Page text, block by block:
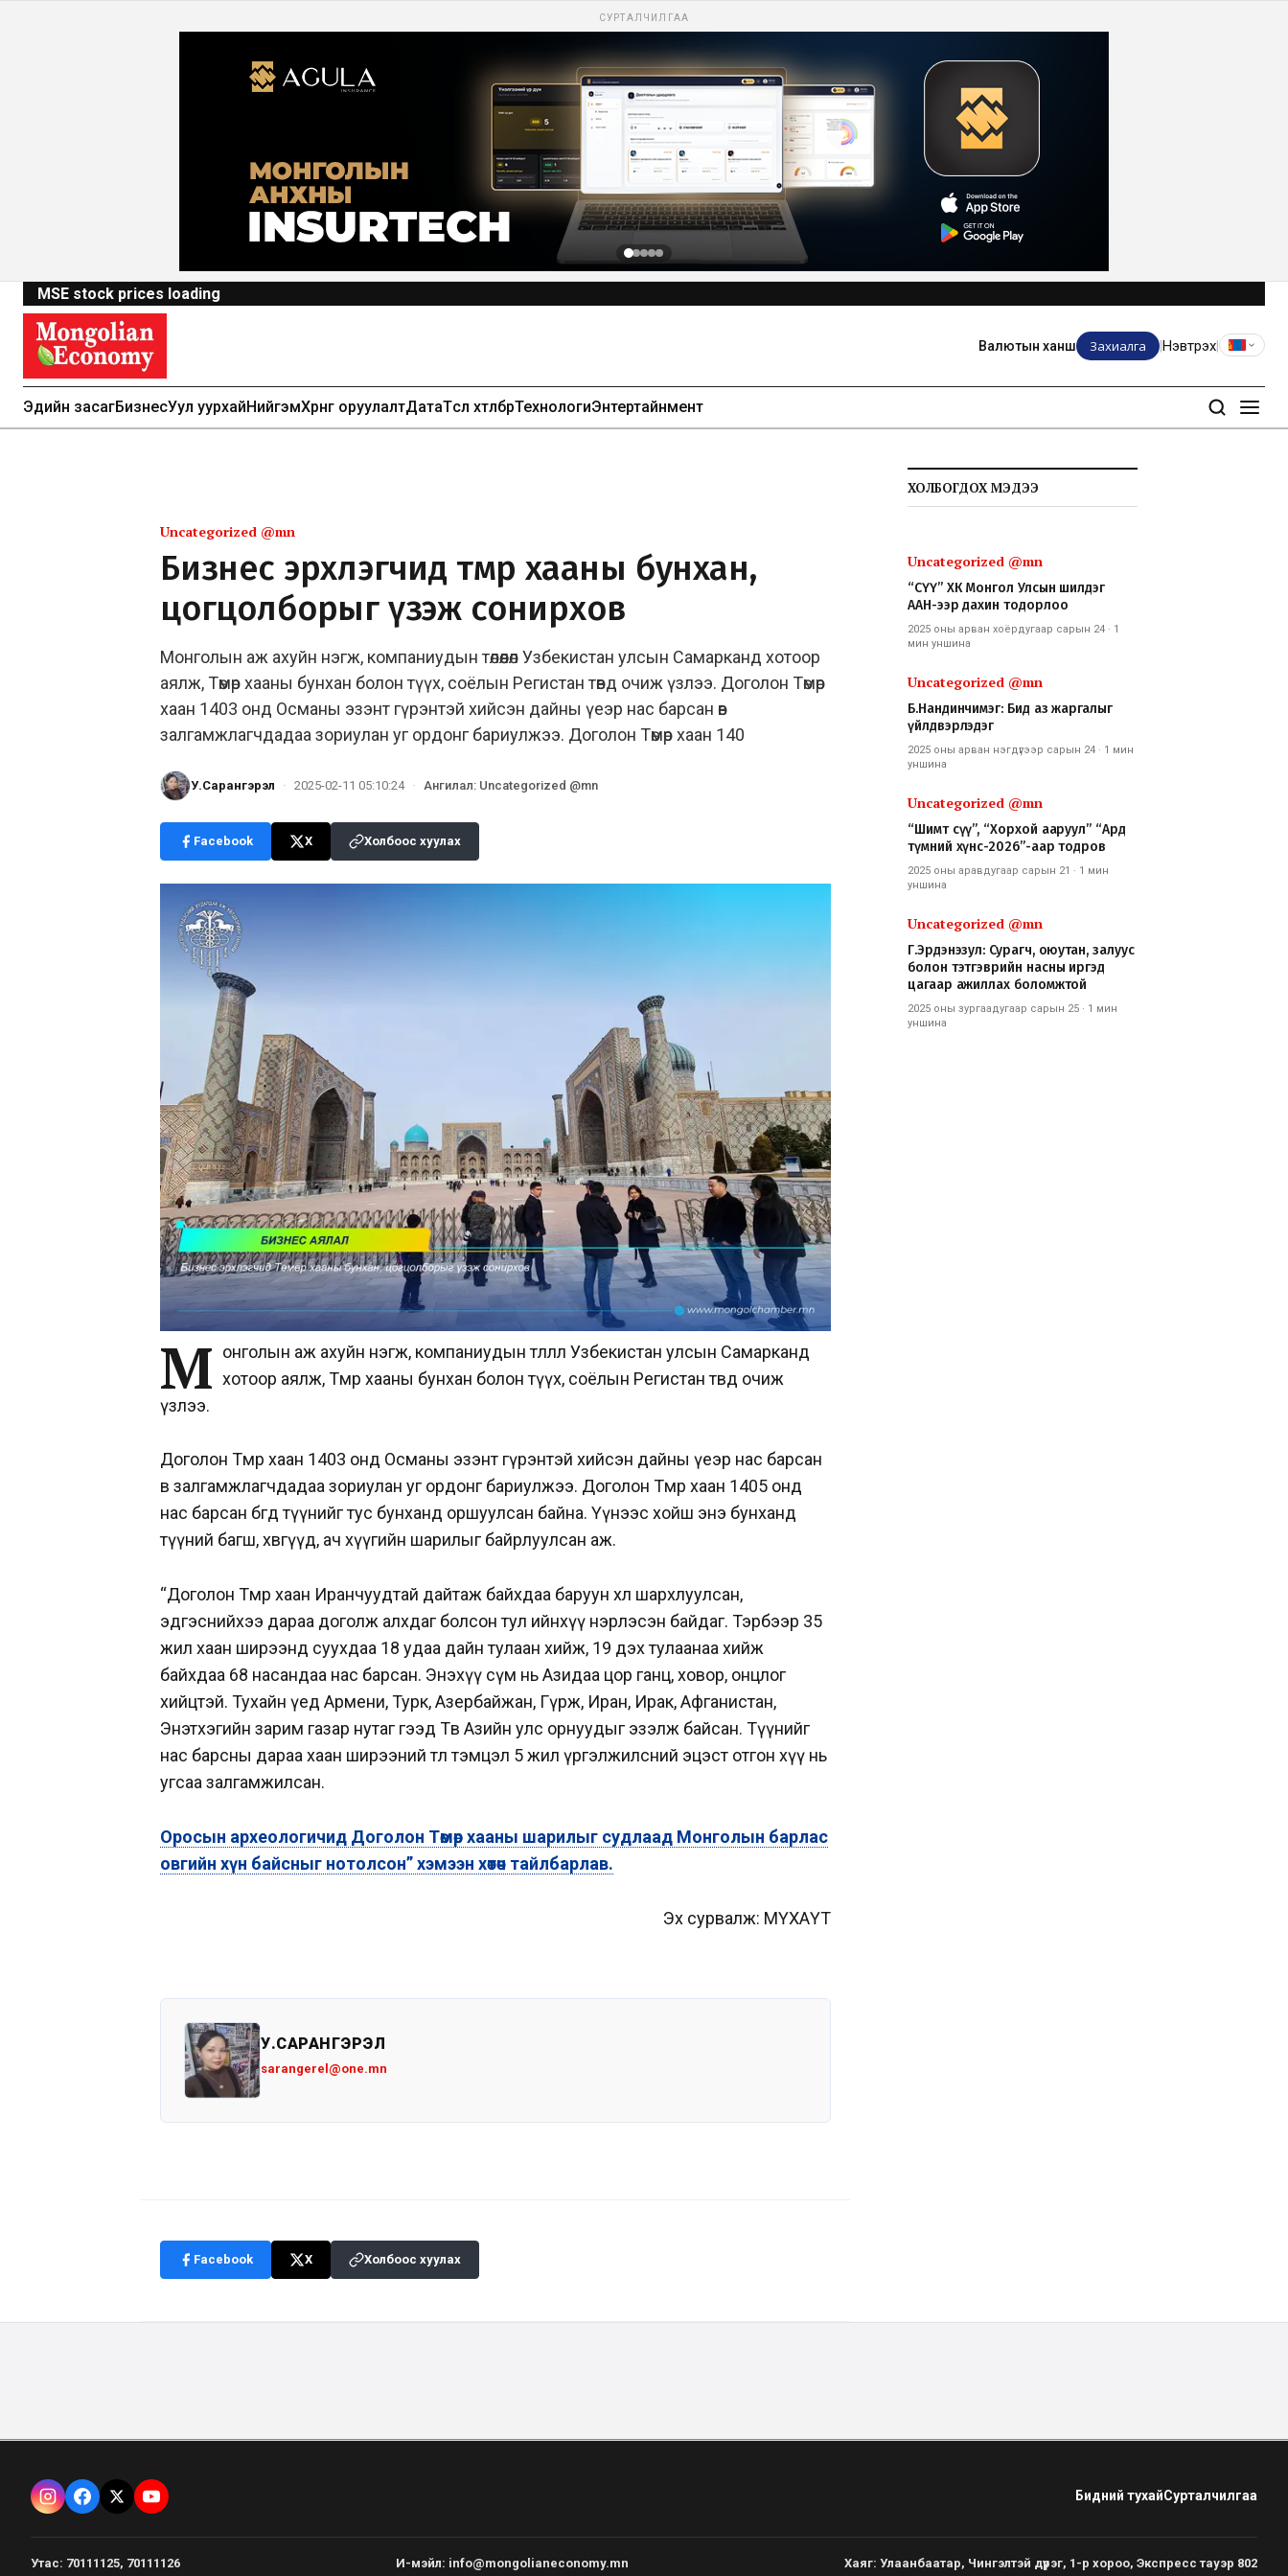
СУРТАЛЧИЛГАА
MSE stock prices loading
Валютын ханш Захиалга Нэвтрэх
Эдийн засагБизнесУул уурхайНийгэмХөрөнгө оруулалтДатаТөсөл хөтөлбөрТехнологиЭнтертайнмент
Uncategorized @mn
Бизнес эрхлэгчид төмөр хааны бунхан,
цогцолборыг үзэж сонирхов
Монголын аж ахуйн нэгж, компаниудын төлөөлөл Узбекистан улсын Самарканд хотоор
аялж, Төмөр хааны бунхан болон түүх, соёлын Регистан төвд очиж үзлээ. Доголон Төмөр
хаан 1403 онд Османы эзэнт гүрэнтэй хийсэн дайны үеэр нас барсан өв
залгамжлагчдадаа зориулан уг ордонг бариулжээ. Доголон Төмөр хаан 140
У.Сарангэрэл · 2025-02-11 05:10:24 · Ангилал: Uncategorized @mn
Facebook X Холбоос хуулах
М онголын аж ахуйн нэгж, компаниудын төлөөлөл Узбекистан улсын Самарканд
хотоор аялж, Төмөр хааны бунхан болон түүх, соёлын Регистан төвд очиж
үзлээ.
Доголон Төмөр хаан 1403 онд Османы эзэнт гүрэнтэй хийсэн дайны үеэр нас барсан
өв залгамжлагчдадаа зориулан уг ордонг бариулжээ. Доголон Төмөр хаан 1405 онд
нас барсан бөгөөд түүнийг тус бунханд оршуулсан байна. Үүнээс хойш энэ бунханд
түүний багш, хөвгүүд, ач хүүгийн шарилыг байрлуулсан аж.
“Доголон Төмөр хаан Иранчуудтай дайтаж байхдаа баруун хөлөө шархлуулсан,
эдгэснийхээ дараа доголж алхдаг болсон тул ийнхүү нэрлэсэн байдаг. Тэрбээр 35
жил хаан ширээнд суухдаа 18 удаа дайн тулаан хийж, 19 дэх тулаанаа хийж
байхдаа 68 насандаа нас барсан. Энэхүү сүм нь Азидаа цор ганц, ховор, онцлог
хийцтэй. Тухайн үед Армени, Турк, Азербайжан, Гүрж, Иран, Ирак, Афганистан,
Энэтхэгийн зарим газар нутаг гээд Төв Азийн улс орнуудыг эзэлж байсан. Түүнийг
нас барсны дараа хаан ширээний төлөө тэмцэл 5 жил үргэлжилсний эцэст отгон хүү нь
угсаа залгамжилсан.
Оросын археологичид Доголон Төмөр хааны шарилыг судлаад Монголын барлас
овгийн хүн байсныг нотолсон” хэмээн хөтөч тайлбарлав.
Эх сурвалж: МҮХАҮТ
У.САРАНГЭРЭЛ
sarangerel@one.mn
Facebook X Холбоос хуулах
ХОЛБОГДОХ МЭДЭЭ
Uncategorized @mn
“СҮҮ” ХК Монгол Улсын шилдэг
ААН-ээр дахин тодорлоо
2025 оны арван хоёрдугаар сарын 24 · 1
мин уншина
Uncategorized @mn
Б.Нандинчимэг: Бид аз жаргалыг
үйлдвэрлэдэг
2025 оны арван нэгдүгээр сарын 24 · 1 мин
уншина
Uncategorized @mn
“Шимт сүү”, “Хорхой ааруул” “Ард
түмний хүнс-2026”-аар тодров
2025 оны аравдугаар сарын 21 · 1 мин
уншина
Uncategorized @mn
Г.Эрдэнэзул: Сурагч, оюутан, залуус
болон тэтгэврийн насны иргэд
цагаар ажиллах боломжтой
2025 оны зургаадугаар сарын 25 · 1 мин
уншина
Бидний тухайСурталчилгаа
Утас: 70111125, 70111126 И-мэйл: info@mongolianeconomy.mn Хаяг: Улаанбаатар, Чингэлтэй дүүрэг, 1-р хороо, Экспресс тауэр 802